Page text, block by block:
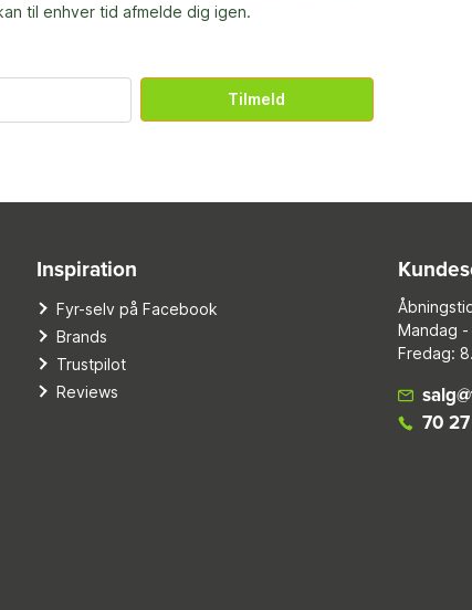
til enhver tid afmelde dig igen.
Tilmeld
Inspiration
Fyr-selv på Facebook
Brands
Trustpilot
Reviews
Mandag
Fredag:
70